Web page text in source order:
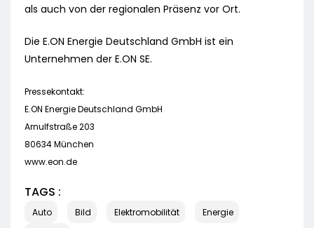
als auch von der regionalen Präsenz vor Ort.
Die E.ON Energie Deutschland GmbH ist ein
Unternehmen der E.ON SE.
Pressekontakt:
E.ON Energie Deutschland GmbH
Arnulfstraße 203
80634 München
www.eon.de
TAGS :
Auto Bild Elektromobilität
Energie